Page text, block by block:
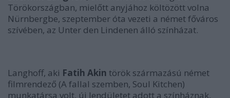
Törökországban, mielőtt anyjához költözött volna
Nürnbergbe, szeptember óta vezeti a német főváros
szívében, az Unter den Lindenen álló színházat.
Langhoff, aki Fatih Akin török származású német
filmrendező (A fallal szemben, Soul Kitchen)
munkatársa volt, új lendületet adott a színháznak,